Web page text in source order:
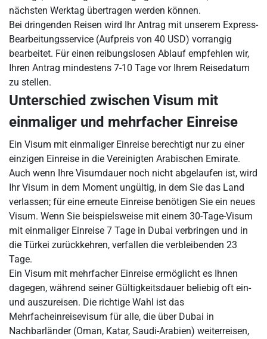
nächsten Werktag übertragen werden können.
Bei dringenden Reisen wird Ihr Antrag mit unserem Express-
Bearbeitungsservice (Aufpreis von 40 USD) vorrangig
bearbeitet. Für einen reibungslosen Ablauf empfehlen wir,
Ihren Antrag mindestens 7-10 Tage vor Ihrem Reisedatum
zu stellen.
Unterschied zwischen Visum mit
einmaliger und mehrfacher Einreise
Ein Visum mit einmaliger Einreise berechtigt nur zu einer
einzigen Einreise in die Vereinigten Arabischen Emirate.
Auch wenn Ihre Visumdauer noch nicht abgelaufen ist, wird
Ihr Visum in dem Moment ungültig, in dem Sie das Land
verlassen; für eine erneute Einreise benötigen Sie ein neues
Visum. Wenn Sie beispielsweise mit einem 30-Tage-Visum
mit einmaliger Einreise 7 Tage in Dubai verbringen und in
die Türkei zurückkehren, verfallen die verbleibenden 23
Tage.
Ein Visum mit mehrfacher Einreise ermöglicht es Ihnen
dagegen, während seiner Gültigkeitsdauer beliebig oft ein-
und auszureisen. Die richtige Wahl ist das
Mehrfacheinreisevisum für alle, die über Dubai in
Nachbarländer (Oman, Katar, Saudi-Arabien) weiterreisen,